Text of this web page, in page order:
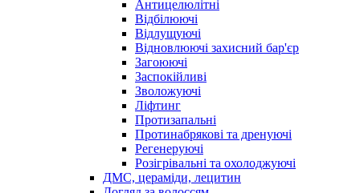
Антицелюлітні
Відбілюючі
Відлущуючі
Відновлюючі захисний бар'єр
Загоюючі
Заспокійливі
Зволожуючі
Ліфтинг
Протизапальні
Протинабрякові та дренуючі
Регенеруючі
Розігрівальні та охолоджуючі
ДМС, цераміди, лецитин